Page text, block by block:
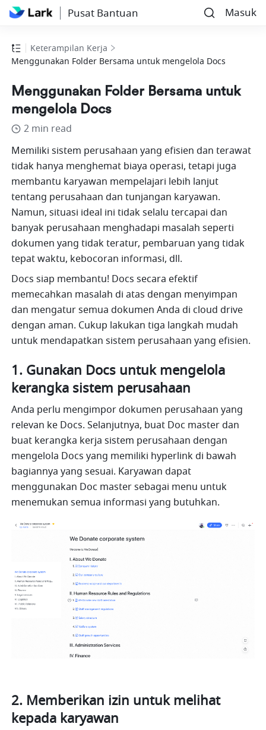
Pusat Bantuan Masuk
Keterampilan Kerja
Menggunakan Folder Bersama untuk mengelola Docs
Menggunakan Folder Bersama untuk
mengelola Docs
2 min read
Memiliki sistem perusahaan yang efisien dan terawat
tidak hanya menghemat biaya operasi, tetapi juga
membantu karyawan mempelajari lebih lanjut
tentang perusahaan dan tunjangan karyawan.
Namun, situasi ideal ini tidak selalu tercapai dan
banyak perusahaan menghadapi masalah seperti
dokumen yang tidak teratur, pembaruan yang tidak
tepat waktu, kebocoran informasi, dll.
Docs siap membantu! Docs secara efektif
memecahkan masalah di atas dengan menyimpan
dan mengatur semua dokumen Anda di cloud drive
dengan aman. Cukup lakukan tiga langkah mudah
untuk mendapatkan sistem perusahaan yang efisien.
1. Gunakan Docs untuk mengelola
kerangka sistem perusahaan
Anda perlu mengimpor dokumen perusahaan yang
relevan ke Docs. Selanjutnya, buat Doc master dan
buat kerangka kerja sistem perusahaan dengan
mengelola Docs yang memiliki hyperlink di bawah
bagiannya yang sesuai. Karyawan dapat
menggunakan Doc master sebagai menu untuk
menemukan semua informasi yang butuhkan.
2. Memberikan izin untuk melihat
kepada karyawan